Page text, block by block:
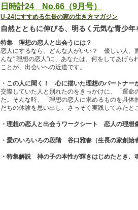
日時計24 No.66（9月号）
U-24にすすめる生長の家の生き方マガジン
自然とともに伸びる、明るく元気な青少年
特集 理想の恋人と出会うには？
恋人にするなら、どんな人がいい？ 優しい人、
んな“ 理想の恋人”に、あなたは、何をしてあげ
ことが、出会いへの近道です。
・この人に聞く！ 心に描いた理想のパートナー
交際していた人と別れたのをきっかけに、「運
た。そんな時、「理想の恋人に求めるものを具
だちの体験を思い出し、さっそく実践してみたと
・理想の恋人と出会うワークシート 恋人の理想
・愛のいろいろの段階 谷口雅春（生長の家創始
・特集解説 神の子の本性が輝きはじめたとき、